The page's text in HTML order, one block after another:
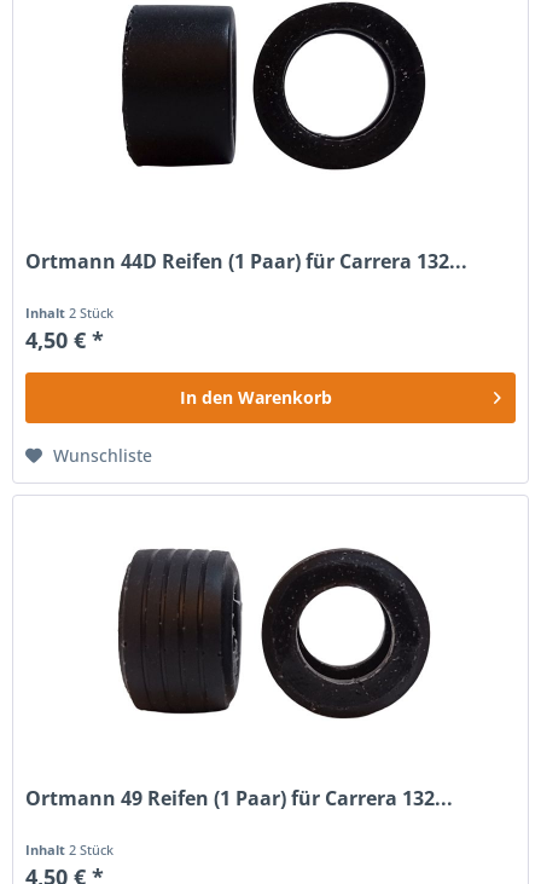
Ortmann 44D Reifen (1 Paar) für Carrera 132...
Inhalt2 Stück
4,50 € *
In den Warenkorb
Wunschliste
Ortmann 49 Reifen (1 Paar) für Carrera 132...
Inhalt 2 Stück
4,50 € *